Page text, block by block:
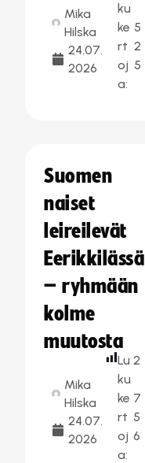
Mika
Hilska
24.07.
2026
ku
ke
rt
oj
a:
5
2
5
Suomen
naiset
leireilevät
Eerikkilässä
– ryhmään
kolme
muutosta
Mika
Hilska
24.07.
2026
Lu
ku
ke
rt
oj
a:
2
7
5
6